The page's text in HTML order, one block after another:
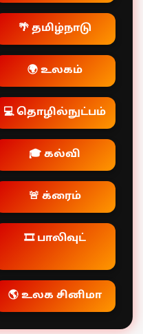
🌴 தமிழ்நாடு
🌍 உலகம்
💻 தொழில்நுட்பம்
🎓 கல்வி
🚨 க்ரைம்
🎞️ பாலிவுட்
🌎 உலக சினிமா